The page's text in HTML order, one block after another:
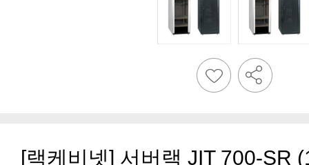
[랙케비넷] 서버랙 JIT 700-SR